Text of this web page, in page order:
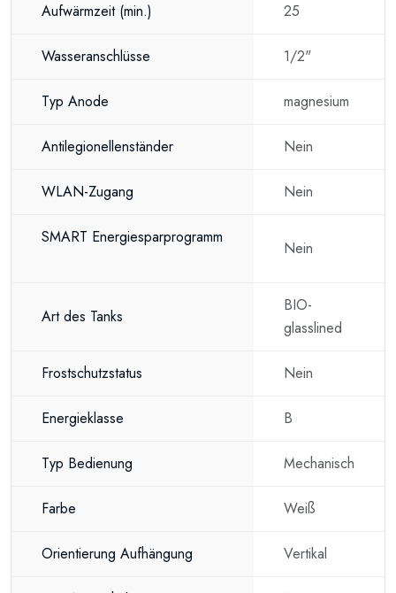
Aufwärmzeit (min.) 25
Wasseranschlüsse 1/2"
Typ Anode magnesium
Antilegionellenständer Nein
WLAN-Zugang Nein
SMART Energiesparprogramm
Nein
Art des Tanks
BIO-
glasslined
Frostschutzstatus Nein
Energieklasse B
Typ Bedienung Mechanisch
Farbe Weiß
Orientierung Aufhängung Vertikal